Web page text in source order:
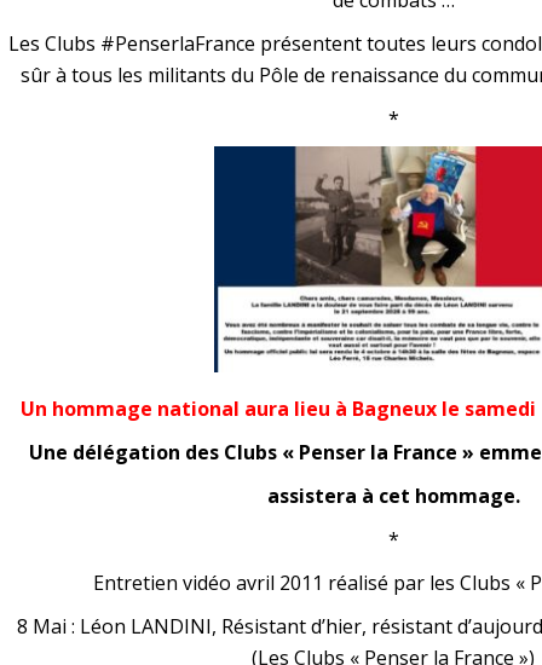
Les Clubs #PenserlaFrance présentent toutes leurs
sûr à tous les militants du Pôle de renaissance du
*
Un hommage national aura lieu à Bagneux le samedi
Une délégation des Clubs « Penser la France »
assistera à cet hommage.
*
Entretien vidéo avril 2011 réalisé par les Clubs «
8 Mai : Léon LANDINI, Résistant d’hier, résistant
(Les Clubs « Penser la France »)